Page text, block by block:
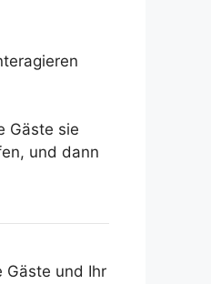
Gäste sie
und dann
Gäste und Ihr